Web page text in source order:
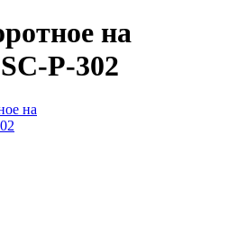
на
P-302